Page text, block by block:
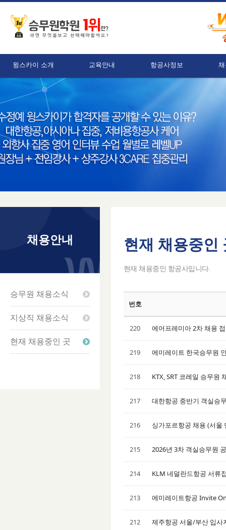
윙스카이 소개 교육안내 항공사정보
채용안내
승무원 채용소식
지상직 채용소식
현재 채용중인 곳
현재 채용중인
현재 채용중인 항공사입니다.
번호
220 에어프레미아 2차 채용
219 에미레이트 한국승무원
218 KTX, SRT 코레일 승무원
217 대한항공 중반기 객실승
216 싱가포르항공 채용 (서울
215 2026년 3차 객실승무원
214 KLM 네덜란드항공 서류
213 에미레이트항공 Invite
212 제주항공 서울/부산 입사